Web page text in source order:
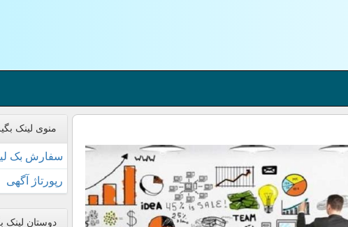
منوی لینک
سفارش بک
رپورتاژ آگهی
دوستان لینک